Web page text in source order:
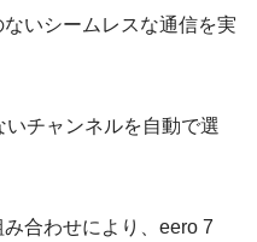
いシームレスな通信を実
いチャンネルを自動で選
合わせにより、eero 7